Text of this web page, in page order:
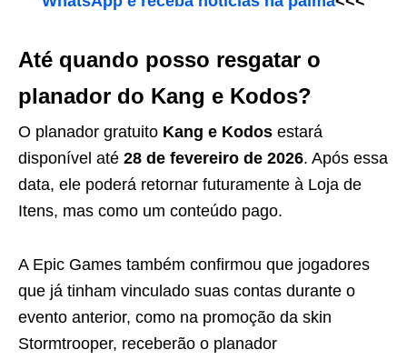
Até quando posso resgatar o
planador do Kang e Kodos?
O planador gratuito Kang e Kodos estará
disponível até 28 de fevereiro de 2026. Após essa
data, ele poderá retornar futuramente à Loja de
Itens, mas como um conteúdo pago.
A Epic Games também confirmou que jogadores
que já tinham vinculado suas contas durante o
evento anterior, como na promoção da skin
Stormtrooper, receberão o planador